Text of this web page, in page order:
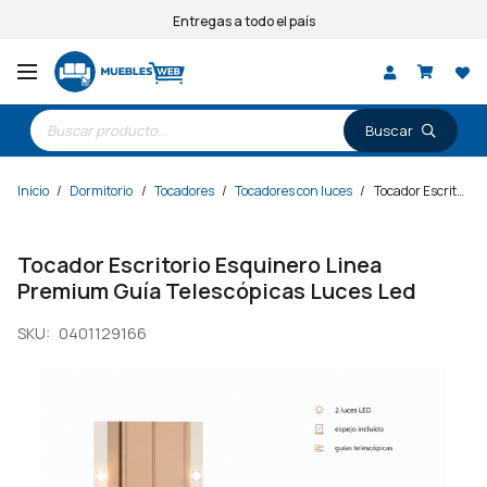
Entregas a todo el país
Búsqueda
de
productos
Inicio / Dormitorio / Tocadores / Tocadores con luces / Tocador Escritorio Esquinero Linea Premium Guía Telescópicas Luces Led
Tocador Escritorio Esquinero Linea
Premium Guía Telescópicas Luces Led
SKU: 0401129166